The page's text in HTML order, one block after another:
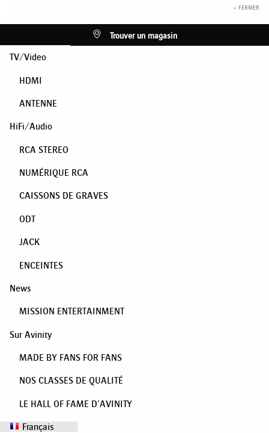
× FERMER
Trouver un magasin
TV/Video
HDMI
ANTENNE
HiFi/Audio
RCA STEREO
NUMÉRIQUE RCA
CAISSONS DE GRAVES
ODT
JACK
ENCEINTES
News
MISSION ENTERTAINMENT
Sur Avinity
MADE BY FANS FOR FANS
NOS CLASSES DE QUALITÉ
LE HALL OF FAME D’AVINITY
Français